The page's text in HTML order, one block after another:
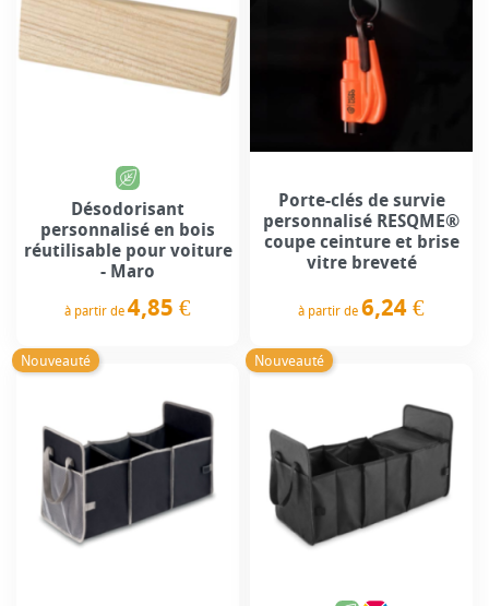
Désodorisant
personnalisé en bois
réutilisable pour voiture
- Maro
à partir de 4,85 €
Porte-clés de survie
personnalisé RESQME®
coupe ceinture et brise
vitre breveté
à partir de 6,24 €
Nouveauté Nouveauté